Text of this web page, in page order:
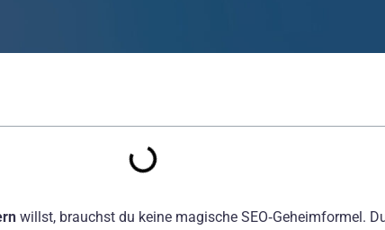
willst, brauchst du keine magische SEO‑Geheimformel.